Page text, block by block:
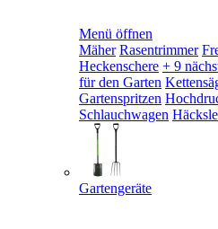
Menü öffnen
Mäher Rasentrimmer
Heckenschere + 9
für den Garten
Gartenspritzen
Schlauchwagen
Gartengeräte